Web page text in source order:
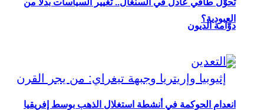
العبودية؟
تحوُّل طاقي عادل في السنغال.. تغيير السياسات بدلاً من
دوّامة الديون
انعدام الحوكمة في أنشطة استغلال الذهب بوسط إفريقيا